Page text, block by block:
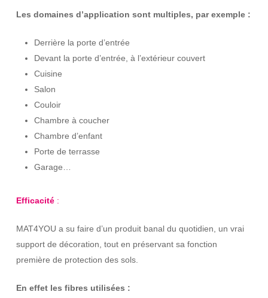
Les domaines d’application sont multiples, par exemple :
Derrière la porte d’entrée
Devant la porte d’entrée, à l’extérieur couvert
Cuisine
Salon
Couloir
Chambre à coucher
Chambre d’enfant
Porte de terrasse
Garage…
Efficacité :
MAT4YOU a su faire d’un produit banal du quotidien, un vrai
support de décoration, tout en préservant sa fonction
première de protection des sols.
En effet les fibres utilisées :